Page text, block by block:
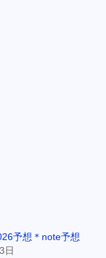
予想＊note予想
日